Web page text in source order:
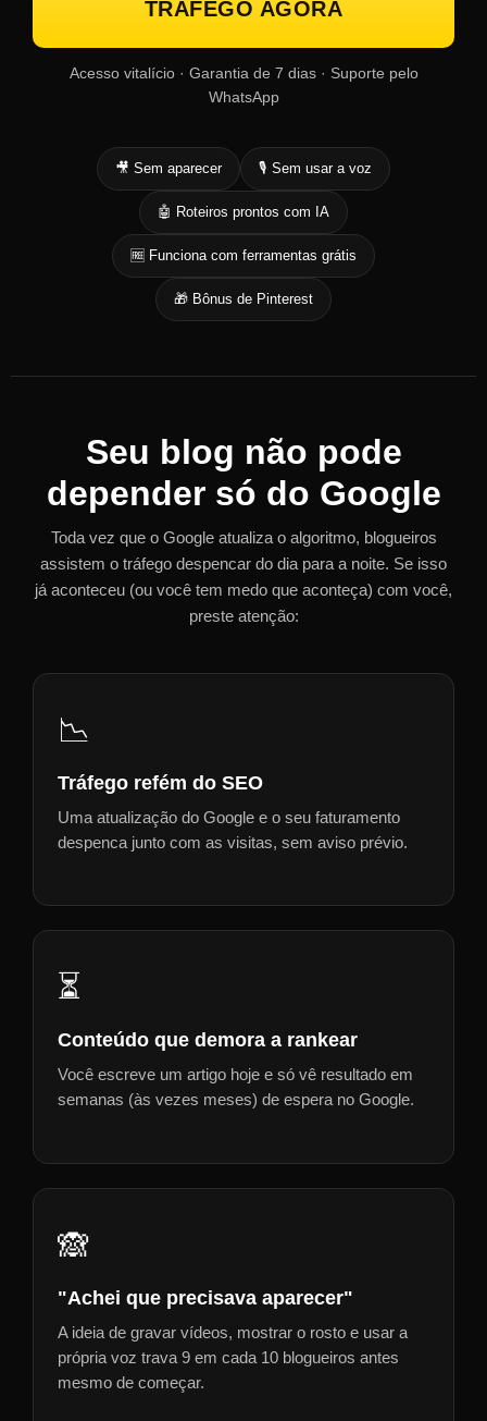
TRÁFEGO AGORA
Acesso vitalício · Garantia de 7 dias · Suporte pelo
WhatsApp
🎥 Sem aparecer 🎙️ Sem usar a voz
🤖 Roteiros prontos com IA
🆓 Funciona com ferramentas grátis
🎁 Bônus de Pinterest
Seu blog não pode
depender só do Google
Toda vez que o Google atualiza o algoritmo, blogueiros
assistem o tráfego despencar do dia para a noite. Se isso
já aconteceu (ou você tem medo que aconteça) com você,
preste atenção:
📉
Tráfego refém do SEO
Uma atualização do Google e o seu faturamento
despenca junto com as visitas, sem aviso prévio.
⏳
Conteúdo que demora a rankear
Você escreve um artigo hoje e só vê resultado em
semanas (às vezes meses) de espera no Google.
🙈
"Achei que precisava aparecer"
A ideia de gravar vídeos, mostrar o rosto e usar a
própria voz trava 9 em cada 10 blogueiros antes
mesmo de começar.